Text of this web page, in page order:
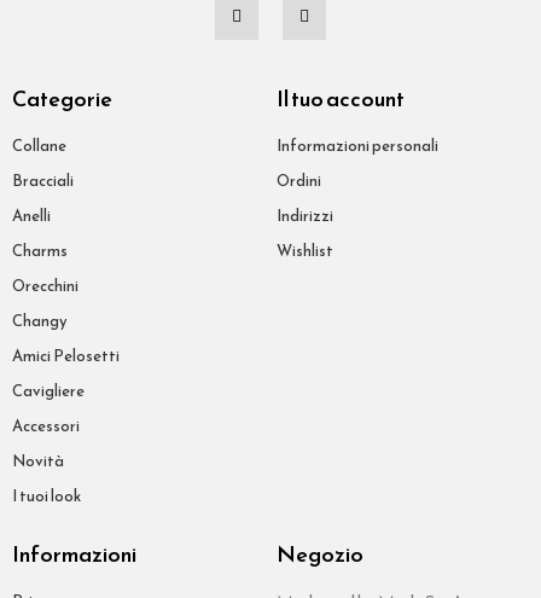
Categorie
Collane
Bracciali
Anelli
Charms
Orecchini
Changy
Amici Pelosetti
Cavigliere
Accessori
Novità
I tuoi look
Il tuo account
Informazioni personali
Ordini
Indirizzi
Wishlist
Informazioni Negozio